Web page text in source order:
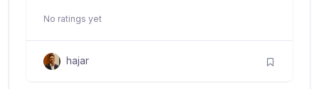
No ratings yet
hajar